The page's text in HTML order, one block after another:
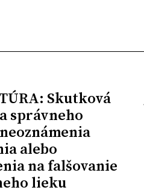
Skutková
správneho
alebo
na falšovanie
lieku